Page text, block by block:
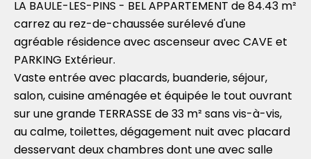
LA BAULE-LES-PINS - BEL APPARTEMENT de 84.43 m²
carrez au rez-de-chaussée surélevé d'une
agréable résidence avec ascenseur avec CAVE et
PARKING Extérieur.
Vaste entrée avec placards, buanderie, séjour,
salon, cuisine aménagée et équipée le tout ouvrant
sur une grande TERRASSE de 33 m² sans vis-à-vis,
au calme, toilettes, dégagement nuit avec placard
desservant deux chambres dont une avec salle